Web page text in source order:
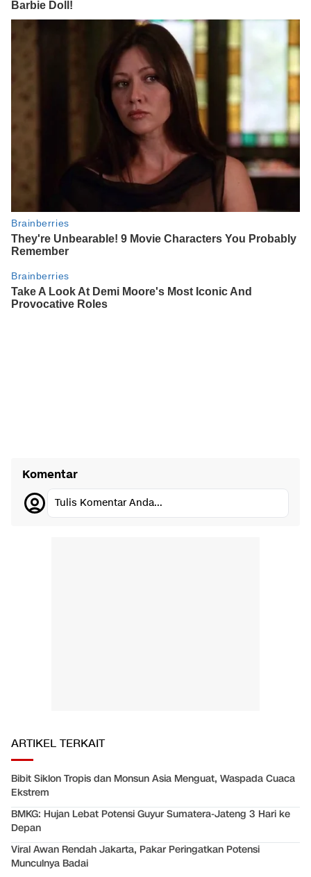
Komentar
Tulis Komentar Anda...
ARTIKEL TERKAIT
Bibit Siklon Tropis dan Monsun Asia Menguat, Waspada Cuaca
Ekstrem
BMKG: Hujan Lebat Potensi Guyur Sumatera-Jateng 3 Hari ke
Depan
Viral Awan Rendah Jakarta, Pakar Peringatkan Potensi
Munculnya Badai